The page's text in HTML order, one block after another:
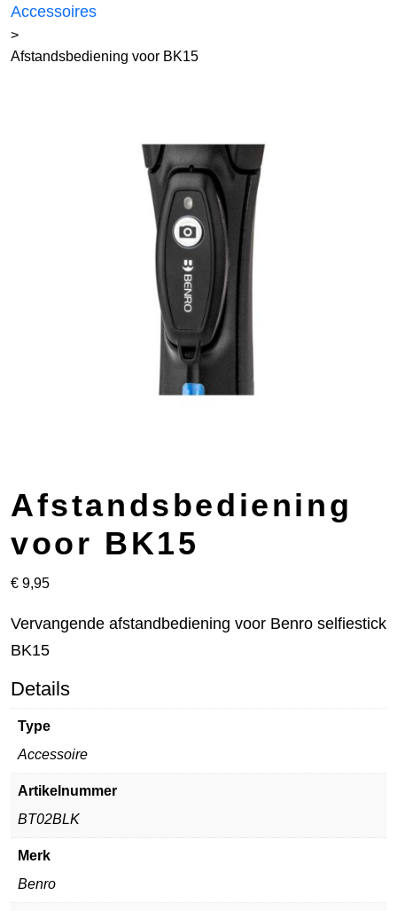
Accessoires
>
Afstandsbediening voor BK15
Afstandsbediening
voor BK15
€ 9,95
Vervangende afstandbediening voor Benro selfiestick
BK15
Details
Type
Accessoire
Artikelnummer
BT02BLK
Merk
Benro